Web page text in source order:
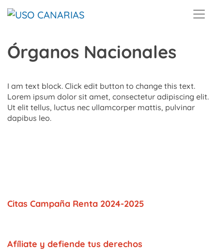
Órganos Nacionales
I am text block. Click edit button to change this text.
Lorem ipsum dolor sit amet, consectetur adipiscing elit.
Ut elit tellus, luctus nec ullamcorper mattis, pulvinar
dapibus leo.
Citas Campaña Renta 2024-2025
Afíliate y defiende tus derechos